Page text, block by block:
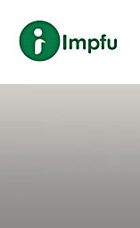
contenu